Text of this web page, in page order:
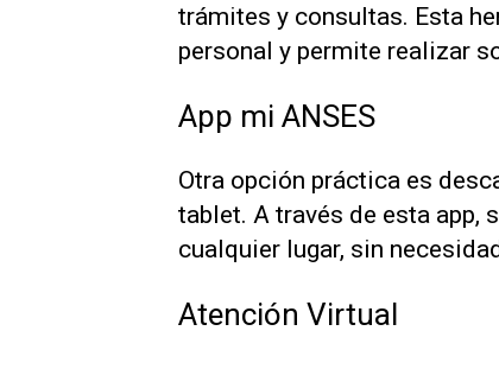
trámites y consultas. Esta
personal y permite realizar
App mi ANSES
Otra opción práctica es
tablet. A través de esta app,
cualquier lugar, sin
Atención Virtual